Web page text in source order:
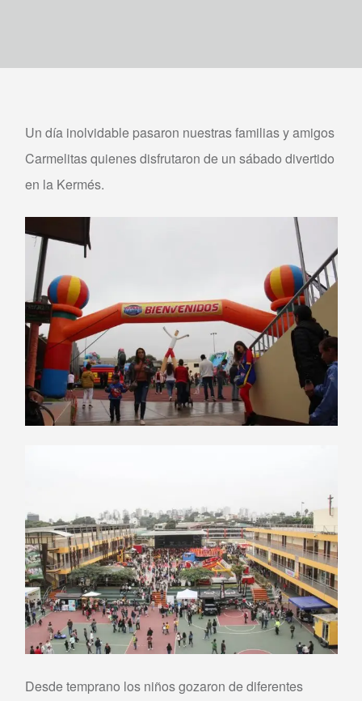
Un día inolvidable pasaron nuestras familias y amigos
Carmelitas quienes disfrutaron de un sábado divertido
en la Kermés.
Desde temprano los niños gozaron de diferentes